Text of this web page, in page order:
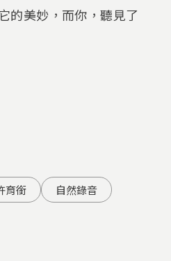
的美妙，而你，聽見了
育銜
自然錄音